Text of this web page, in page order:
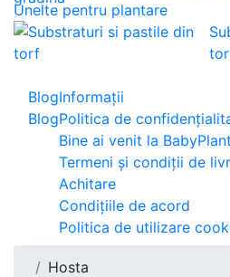
Unelte pentru plantare
Blog
Blog
Informaţii
Politica de
Bine ai venit la
Termeni și condiții de
Achitare
Condițiile de acord
Politica de utilizare
Hosta